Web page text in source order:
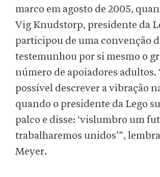
marco em agosto de 2005,
Vig Knudstorp, presidente da
participou de uma convenção
testemunhou por si mesmo o
número de apoiadores adultos.
possível descrever a vibração
quando o presidente da Lego
palco e disse: ‘vislumbro um
trabalharemos unidos’”,
Meyer.